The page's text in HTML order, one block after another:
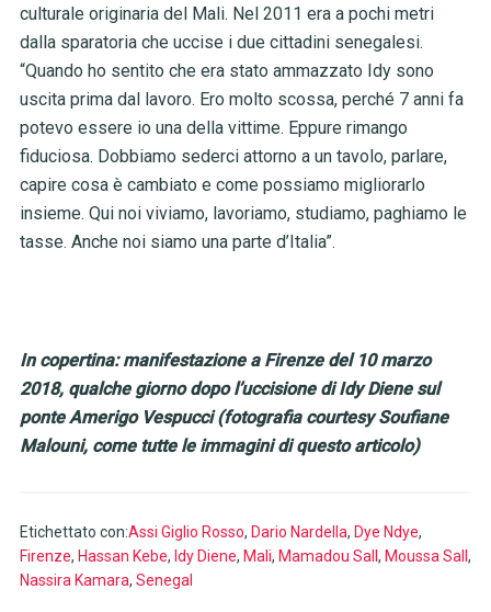
culturale originaria del Mali. Nel 2011 era a pochi metri
dalla sparatoria che uccise i due cittadini senegalesi.
“Quando ho sentito che era stato ammazzato Idy sono
uscita prima dal lavoro. Ero molto scossa, perché 7 anni fa
potevo essere io una della vittime. Eppure rimango
fiduciosa. Dobbiamo sederci attorno a un tavolo, parlare,
capire cosa è cambiato e come possiamo migliorarlo
insieme. Qui noi viviamo, lavoriamo, studiamo, paghiamo le
tasse. Anche noi siamo una parte d’Italia”.
In copertina: manifestazione a Firenze del 10 marzo
2018, qualche giorno dopo l’uccisione di Idy Diene sul
ponte Amerigo Vespucci (fotografia courtesy Soufiane
Malouni, come tutte le immagini di questo articolo)
Etichettato con:Assi Giglio Rosso, Dario Nardella, Dye Ndye,
Firenze, Hassan Kebe, Idy Diene, Mali, Mamadou Sall , Moussa Sall ,
Nassira Kamara, Senegal